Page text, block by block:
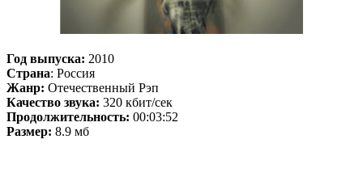
Год выпуска: 2010
Страна: Россия
Жанр: Отечественный Рэп
Качество звука: 320 кбит/сек
Продолжительность: 00:03:52
Размер: 8.9 мб